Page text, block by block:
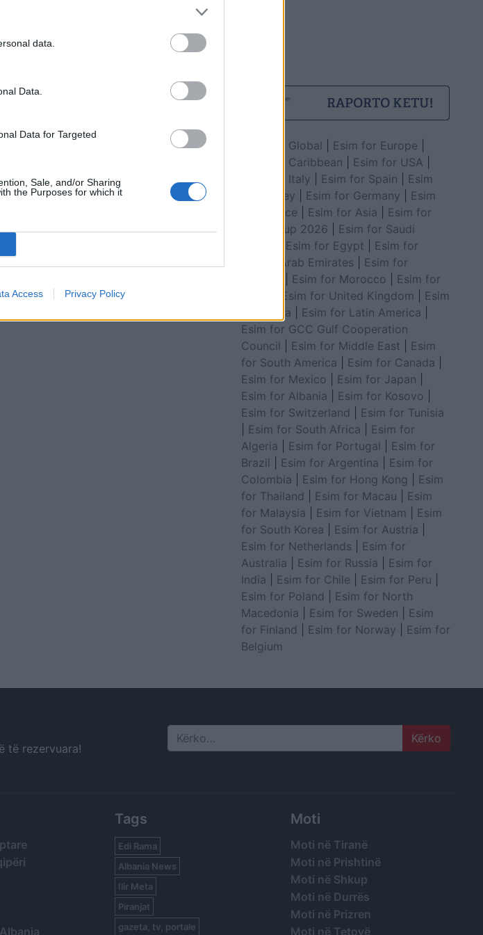
data.
Data.
Data for Targeted
Sale, and/or Sharing
the Purposes for which it
Access Privacy Policy
Esim for Global Esim for Europe
Esim for Caribbean
Esim for USA
Esim for Italy
Esim for Spain
Esim
for Turkey
Esim for Germany
Esim
for Greece
Esim for Asia
Esim for
World Cup 2026
Esim for Saudi
Esim for Egypt
Esim for
United Arab Emirates
Esim for
Esim for Morocco
Esim for
Esim for United Kingdom
Esim
for Africa
Esim for Latin America
Esim for GCC Gulf Cooperation
Council
Esim for Middle East
Esim
for South America
Esim for Canada
Esim for Mexico
Esim for Japan
Esim for Albania
Esim for Kosovo
Esim for Switzerland
Esim for Tunisia
Esim for South Africa
Esim for
Algeria
Esim for Portugal
Esim for
Brazil
Esim for Argentina
Esim for
Colombia
Esim for Hong Kong
Esim
for Thailand
Esim for Macau
Esim
for Malaysia
Esim for Vietnam
Esim
for South Korea
Esim for Austria
Esim for Netherlands
Esim for
Australia
Esim for Russia
Esim for
India
Esim for Chile Esim for Peru
Esim for Poland
Esim for North
Macedonia
Esim for Sweden
Esim
for Finland
Esim for Norway
Esim for
Belgium
të rezervuara! Search
Tags
Edi Rama
Albania News
Ilir Meta
Piranjat
gazeta, tv, portale
Moti
Moti në Tiranë
Moti në Prishtinë
Moti në Shkup
Moti në Durrës
Moti në Prizren
Moti në Tetovë